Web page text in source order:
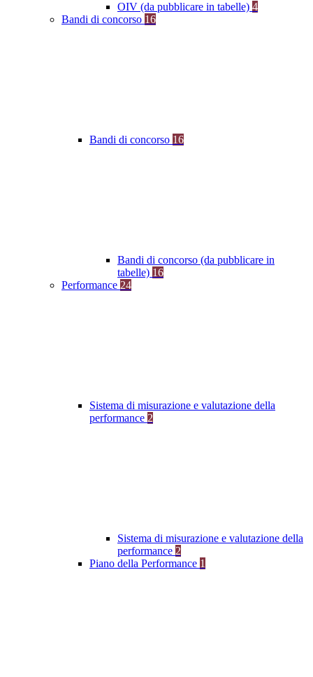
OIV (da pubblicare in tabelle) 4
Bandi di concorso 16
Bandi di concorso 16
Bandi di concorso (da pubblicare in
tabelle) 16
Performance 24
Sistema di misurazione e valutazione della
performance 2
Sistema di misurazione e valutazione della
performance 2
Piano della Performance 1